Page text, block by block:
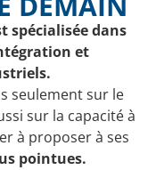
spécialisée dans
et
seulement sur le
sur la capacité à
à proposer à ses
pointues.